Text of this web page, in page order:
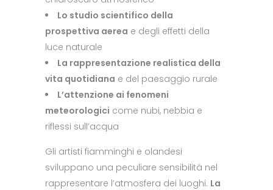
Lo studio scientifico della
prospettiva aerea e degli effetti della
luce naturale
La rappresentazione realistica della
vita quotidiana e del paesaggio rurale
L’attenzione ai fenomeni
meteorologici come nubi, nebbia e
riflessi sull’acqua
Gli artisti fiamminghi e olandesi
sviluppano una peculiare sensibilità nel
rappresentare l’atmosfera dei luoghi. La